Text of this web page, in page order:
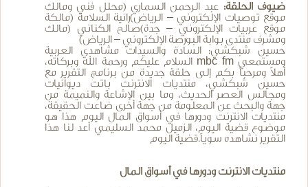
ضيوف الحلقة: عبد الرحمن السماري (محلل فني ومالك
موقع توصيات الإلكتروني – الرياض)رانية السلامة (مالكة
موقع عربيات الإلكتروني – جدة)صالح الكناني (مالك
ومشرف منتدى بوابة البورصة الإلكتروني – الرياض)
حسين شبكشي: السادة والسيدات مشاهدي العربية
ومستمعي mbc fm السلام عليكم ورحمة الله وبركاته،
أهلاً ومرحباً بكم إلى حلقة جديدة من برنامج التقرير مع
حسين شبكشي، منتديات الانترنت باتت ديوانيات
ومجالس العصر الحديث، وما بين الإشاعة والنميمة من
جهة والبحث عن المعلومة من جهة أخرى ضاعت الحقيقة،
منتديات الانترنت ودورها في أسواق المال اليوم هذا هو
موضوع قضية اليوم، الزميل محمد السليمي أعد لنا هذا
التقرير نشاهده سوياً.قضية اليوم
منتديات الانترنت ودورها في أسواق المال